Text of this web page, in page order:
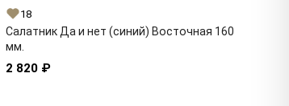
18
Салатник Да и нет (синий) Восточная 160
мм.
2 820 ₽